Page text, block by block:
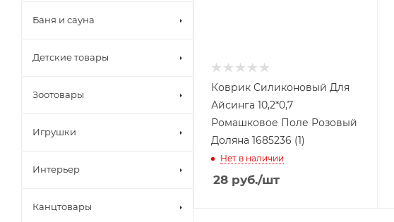
Коврик Силиконовый Для
Айсинга 10,2*0,7
Ромашковое Поле Розовый
Доляна 1685236 (1)
Нет в наличии
28 руб./шт
Баня и сауна
Детские товары
Зоотовары
Игрушки
Интерьер
Канцтовары